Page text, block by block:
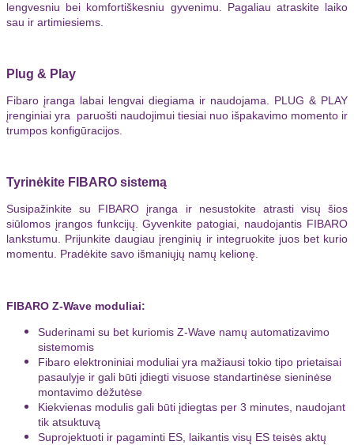
lengvesniu bei komfortiškesniu gyvenimu. Pagaliau atraskite laiko
sau ir artimiesiems.
Plug & Play
Fibaro įranga labai lengvai diegiama ir naudojama. PLUG & PLAY
įrenginiai yra paruošti naudojimui tiesiai nuo išpakavimo momento ir
trumpos konfigūracijos.
Tyrinėkite FIBARO sistemą
Susipažinkite su FIBARO įranga ir nesustokite atrasti visų šios
siūlomos įrangos funkcijų. Gyvenkite patogiai, naudojantis FIBARO
lankstumu. Prijunkite daugiau įrenginių ir integruokite juos bet kurio
momentu. Pradėkite savo išmaniųjų namų kelionę.
FIBARO Z-Wave moduliai:
Suderinami su bet kuriomis Z-Wave namų automatizavimo
sistemomis
Fibaro elektroniniai moduliai yra mažiausi tokio tipo prietaisai
pasaulyje ir gali būti įdiegti visuose standartinėse sieninėse
montavimo dėžutėse
Kiekvienas modulis gali būti įdiegtas per 3 minutes, naudojant
tik atsuktuvą
Suprojektuoti ir pagaminti ES, laikantis visų ES teisės aktų